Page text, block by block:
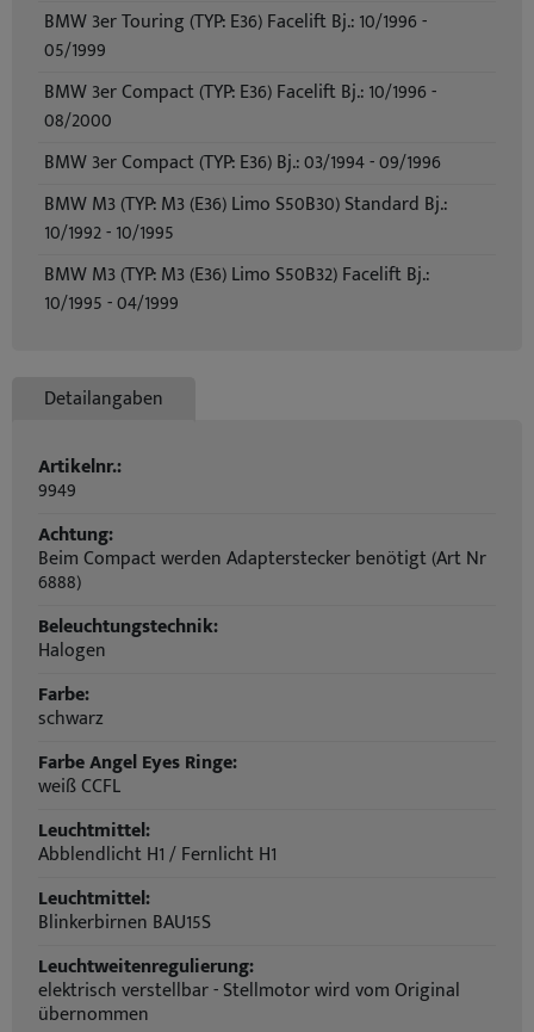
BMW 3er Touring (TYP: E36) Facelift Bj.: 10/1996 -
05/1999
BMW 3er Compact (TYP: E36) Facelift Bj.: 10/1996 -
08/2000
BMW 3er Compact (TYP: E36) Bj.: 03/1994 - 09/1996
BMW M3 (TYP: M3 (E36) Limo S50B30) Standard Bj.:
10/1992 - 10/1995
BMW M3 (TYP: M3 (E36) Limo S50B32) Facelift Bj.:
10/1995 - 04/1999
Detailangaben
Artikelnr.:
9949
Achtung:
Beim Compact werden Adapterstecker benötigt (Art Nr
6888)
Beleuchtungstechnik:
Halogen
Farbe:
schwarz
Farbe Angel Eyes Ringe:
weiß CCFL
Leuchtmittel:
Abblendlicht H1 / Fernlicht H1
Leuchtmittel:
Blinkerbirnen BAU15S
Leuchtweitenregulierung:
elektrisch verstellbar - Stellmotor wird vom Original
übernommen